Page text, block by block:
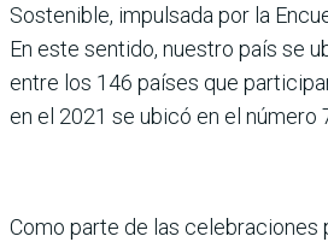
Sostenible, impulsada por la
En este sentido, nuestro país se
entre los 146 países que
en el 2021 se ubicó en el número
Como parte de las celebraciones